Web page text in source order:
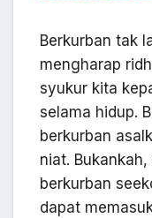
Berkurban tak
mengharap
syukur kita
selama hidup.
berkurban
niat.
berkurban
dapat